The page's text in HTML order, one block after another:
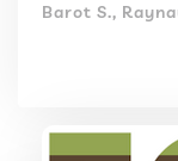
Barot S.,